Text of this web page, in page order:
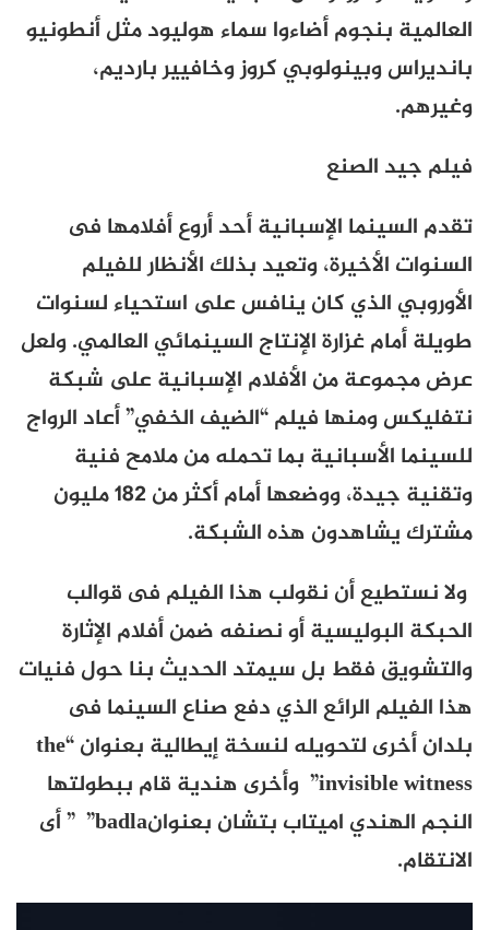
العالمية بنجوم أضاءوا سماء هوليود مثل أنطونيو
بانديراس وبينولوبي كروز وخافيير بارديم،
وغيرهم.
فيلم جيد الصنع
تقدم السينما الإسبانية أحد أروع أفلامها فى
السنوات الأخيرة، وتعيد بذلك الأنظار للفيلم
الأوروبي الذي كان ينافس على استحياء لسنوات
طويلة أمام غزارة الإنتاج السينمائي العالمي. ولعل
عرض مجموعة من الأفلام الإسبانية على شبكة
نتفليكس ومنها فيلم “الضيف الخفي” أعاد الرواج
للسينما الأسبانية بما تحمله من ملامح فنية
وتقنية جيدة، ووضعها أمام أكثر من 182مليون
مشترك يشاهدون هذه الشبكة.
ولا نستطيع أن نقولب هذا الفيلم فى قوالب
الحبكة البوليسية أو نصنفه ضمن أفلام الإثارة
والتشويق فقط بل سيمتد الحديث بنا حول فنيات
هذا الفيلم الرائع الذي دفع صناع السينما فى
بلدان أخرى لتحويله لنسخة إيطالية بعنوان “the
invisible witness” وأخرى هندية قام ببطولتها
النجم الهندي اميتاب بتشان بعنوانbadla” ” أى
الانتقام.